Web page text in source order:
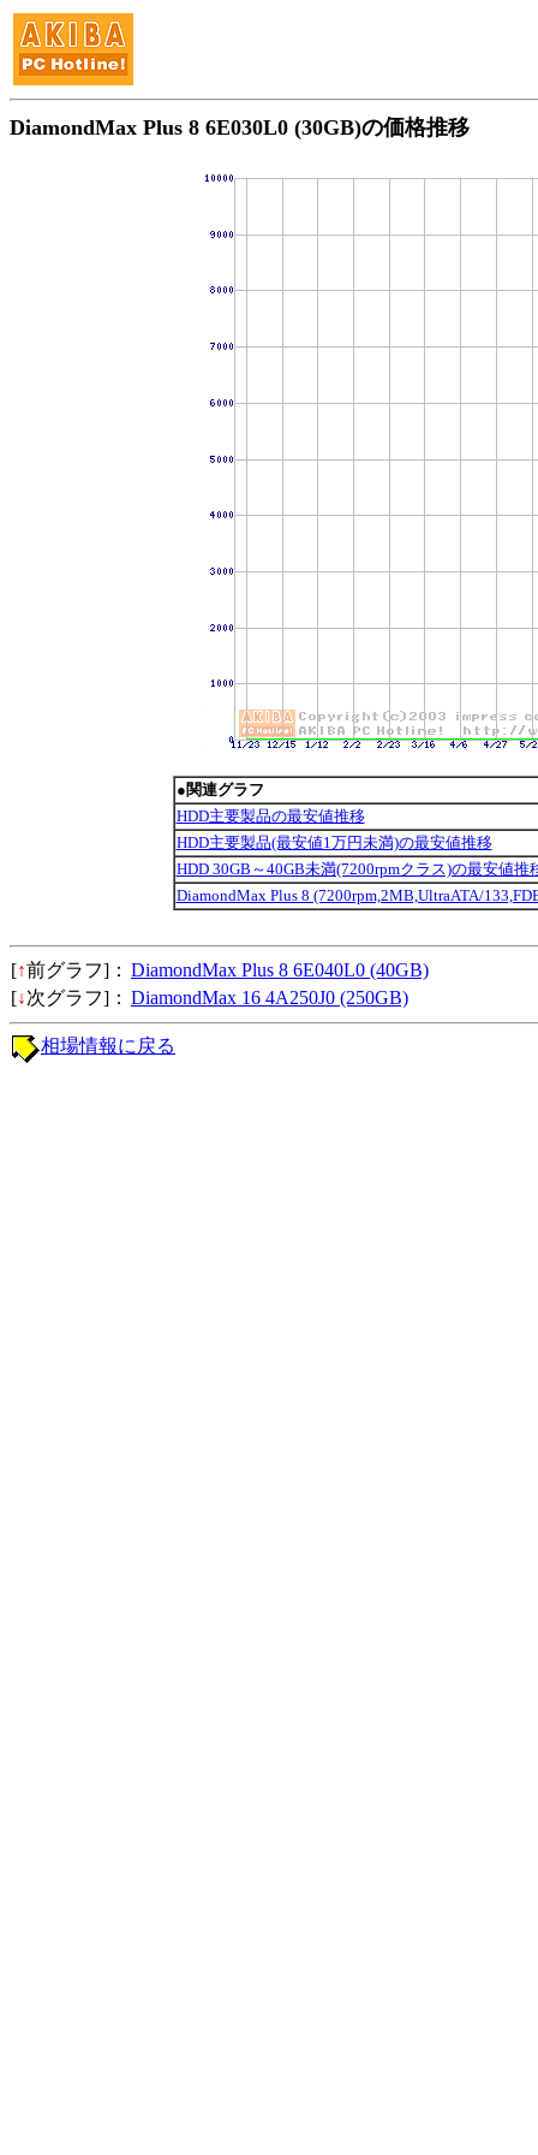
DiamondMax Plus 8 6E030L0 (30GB)の価格推移
●関連グラフ
HDD主要製品の最安値推移
HDD主要製品(最安値1万円未満)の最安値推移
HDD 30GB～40GB未満(7200rpmクラス)の最安値推
DiamondMax Plus 8 (7200rpm,2MB,UltraATA/
[↑前グラフ]： DiamondMax Plus 8 6E040L0 (40GB)
[↓次グラフ]： DiamondMax 16 4A250J0 (250GB)
相場情報に戻る